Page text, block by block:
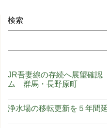
検索
JR吾妻線の存続へ展望確
ム 群馬・長野原町
浄水場の移転更新を５年間